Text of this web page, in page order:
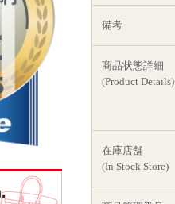
備考
商品状態詳細
(Product Details)
在庫店舗
(In Stock Store)